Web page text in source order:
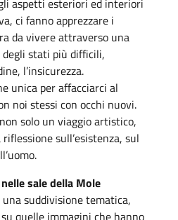
ci fanno apprezzare i
da vivere attraverso una
degli stati più difficili,
l’insicurezza.
unica per affacciarci al
noi stessi con occhi nuovi.
solo un viaggio artistico,
sull’esistenza, sul
sale della Mole
una suddivisione tematica,
quelle immagini che hanno